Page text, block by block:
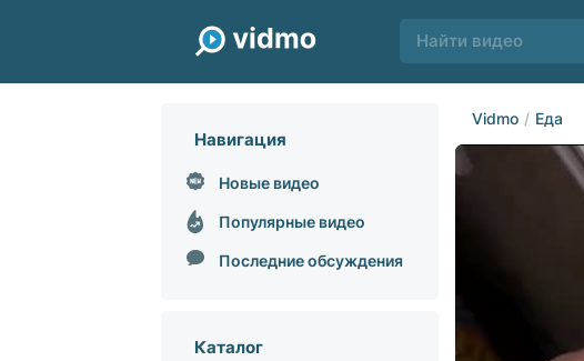
Навигация
Новые видео
Популярные видео
Последние обсуждения
Каталог
Vidmo Еда